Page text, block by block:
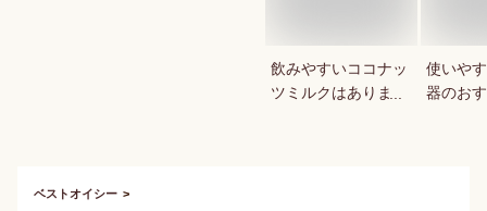
飲みやすいココナッ
ツミルクはあります
使いや
器のお
ベストオイシー